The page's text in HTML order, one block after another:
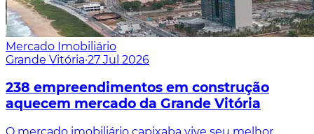
Mercado Imobiliário
Grande Vitória·27 Jul 2026
238 empreendimentos em construção
aquecem mercado da Grande Vitória